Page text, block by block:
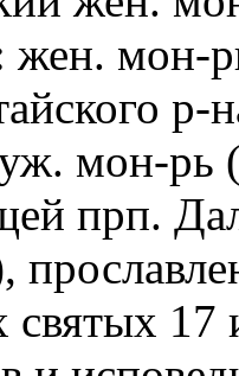
мон-
р-
мон-рь
прп.
17